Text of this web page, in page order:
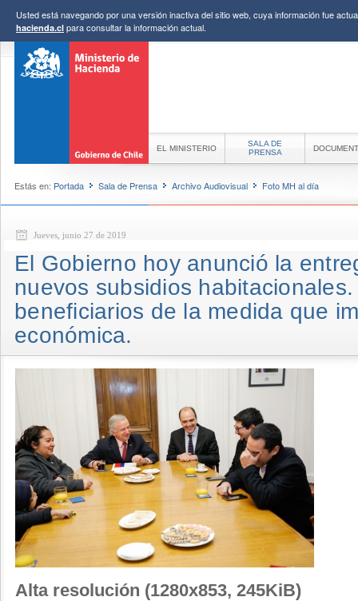
Usted está navegando por una versión inactiva del sitio web, cuya información fue
hacienda.cl para consultar la información actual.
EL MINISTERIO
SALA DE
PRENSA
Estás en: Portada Sala de Prensa Archivo Audiovisual Foto MH al día
Jueves, junio 27 de 2019
El Gobierno hoy anunció la
nuevos subsidios
beneficiarios de la medida que
económica.
Alta resolución (1280x853, 245KiB)